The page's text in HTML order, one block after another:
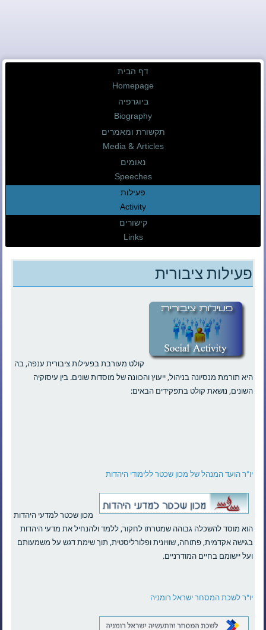
דף הבית
Homepage
ביוגרפיה
Biography
תקשורת ומאמרים
Media & Articles
נאומים
Speeches
פעילות
Activity
קישורים
Links
פעילות ציבורית
קולט מעורבת בפעילות ציבורית ענפה, בה
היא תורמת מנסיונה בניהול, ייעוץ והכוונה של מוסדות שונים. בין עיסוקיה
השונים, נושאת קולט בתפקידים הבאים:
יו"ר הועד המנהל של מכון שכטר ללימודי היהדות
מכון שכטר למדעי היהדות
הוא מוסד להשכלה גבוהה שמטרתו לחקור, ללמד ולהנחיל את מדעי היהדות
בגישה אקדמית, פתוחה, שוויונית ופלורליסטית, תוך שימת דגש על משמעותם
ועל יישומם בחיים המודרניים.
יו"ר לשכת המסחר ישראל רומניה